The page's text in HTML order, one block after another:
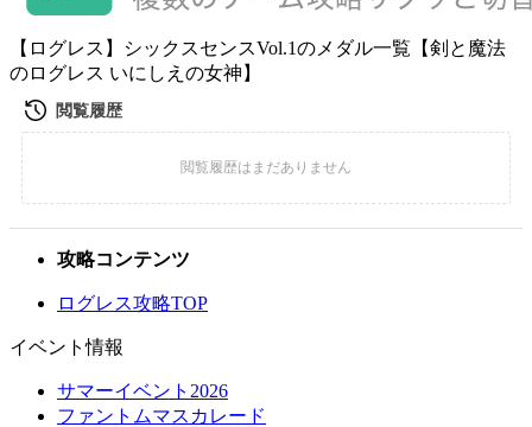
【ログレス】シックスセンスVol.1のメダル一覧【剣と魔法
のログレス いにしえの女神】
攻略コンテンツ
ログレス攻略TOP
イベント情報
サマーイベント2026
ファントムマスカレード